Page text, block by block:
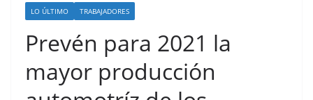
LO ÚLTIMO TRABAJADORES
Prevén para 2021 la
mayor producción